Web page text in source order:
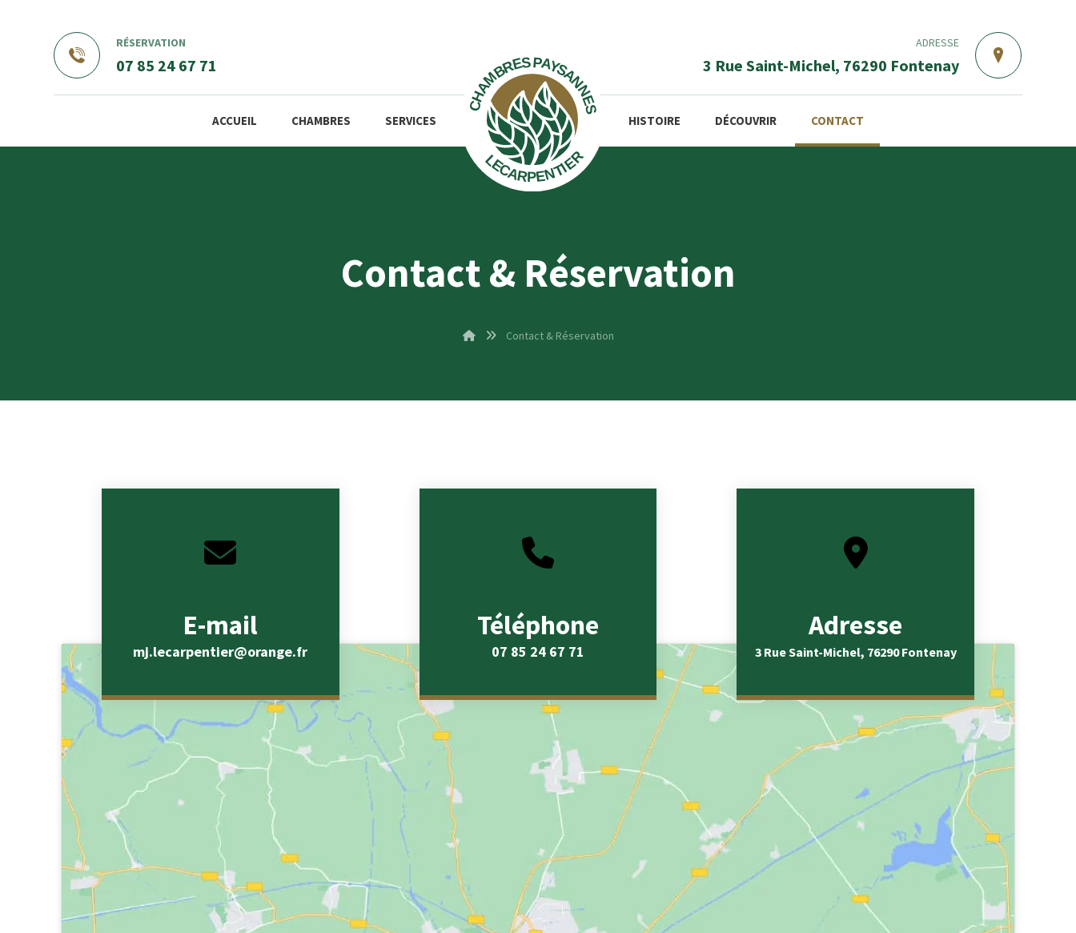
RÉSERVATION
07 85 24 67 71
ADRESSE
3 Rue Saint-Michel, 76290 Fontenay
ACCUEIL CHAMBRES SERVICES HISTOIRE DÉCOUVRIR CONTACT
Contact & Réservation
Contact & Réservation
E-mail
mj.lecarpentier@orange.fr
Téléphone
07 85 24 67 71
Adresse
3 Rue Saint-Michel, 76290 Fontenay